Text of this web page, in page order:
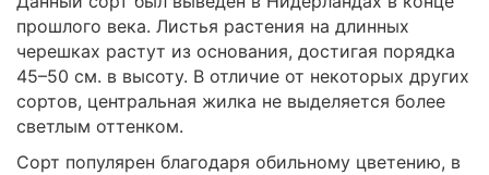
прошлого века. Листья растения на длинных
черешках растут из основания, достигая порядка
45–50 см. в высоту. В отличие от некоторых других
сортов, центральная жилка не выделяется более
светлым оттенком.
Сорт популярен благодаря обильному цветению, в